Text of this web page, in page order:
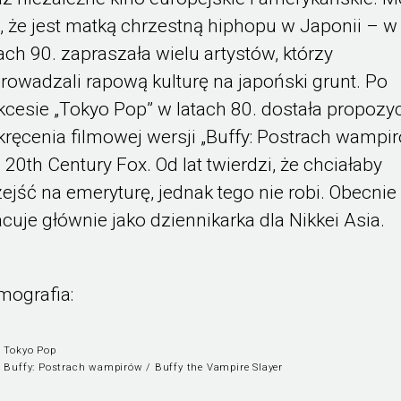
że jest matką chrzestną hiphopu w Japonii – w
90. zapraszała wielu artystów, którzy
rapową kulturę na japoński grunt. Po
„Tokyo Pop” w latach 80. dostała
filmowej wersji „Buffy: Postrach
20th Century Fox. Od lat twierdzi, że chciałaby
na emeryturę, jednak tego nie robi. Obecnie
głównie jako dziennikarka dla Nikkei Asia.
Tokyo Pop
Buffy: Postrach wampirów / Buffy the Vampire Slayer